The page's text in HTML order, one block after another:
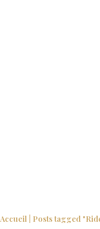
Accueil Posts tagged